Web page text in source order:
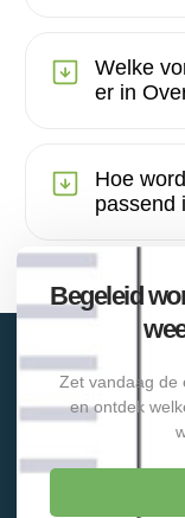
Welke
er in
Hoe
passend
Begeleid
Zet vandaag de
en ontdek